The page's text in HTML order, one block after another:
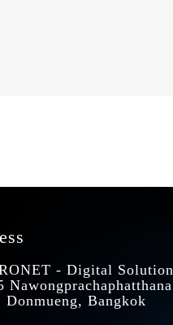
- Digital Solution
Nawongprachaphatthana
Donmueng, Bangkok